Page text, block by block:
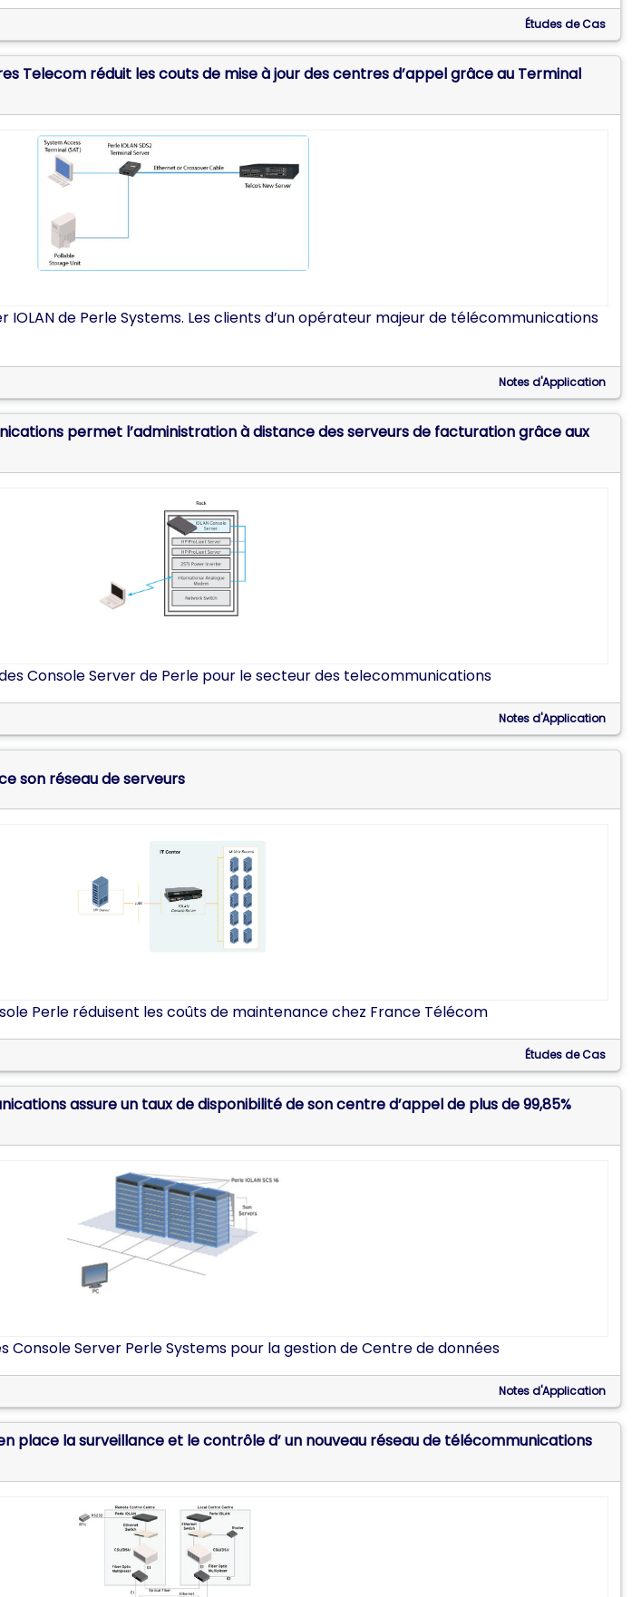
Études de Cas
Telecom réduit les couts de mise à jour des centres d’appel grâce au Terminal
IOLAN de Perle Systems. Les clients d’un opérateur majeur de télécommunications
Notes d'Application
permet l’administration à distance des serveurs de facturation grâce aux
Console Server de Perle pour le secteur des telecommunications
Notes d'Application
son réseau de serveurs
Perle réduisent les coûts de maintenance chez France Télécom
Études de Cas
de son centre d’appel de plus de 99,85%
Console Server Perle Systems pour la gestion de Centre de données
Notes d'Application
télécommunications